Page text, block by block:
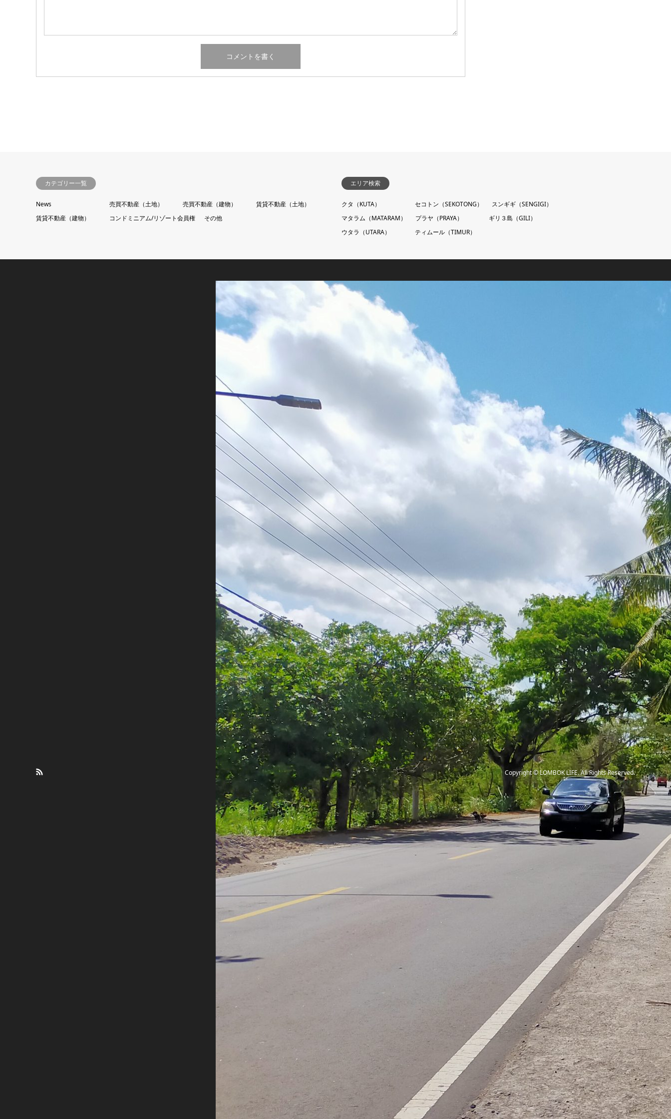
カテゴリー一覧
News 売買不動産（土地） 売買不動産（建物）
賃貸不動産（土地）
賃貸不動産（建物）
コンドミニアム/リゾート会員権 その他
エリア検索
クタ（KUTA） セコトン（SEKOTONG）
スンギギ（SENGIGI）
マタラム（MATARAM）
プラヤ（PRAYA）
ギリ３島（GILI）
ウタラ（UTARA）
ティムール（TIMUR）
Copyright©LOMBOK LIFE. All Rights Reserved.